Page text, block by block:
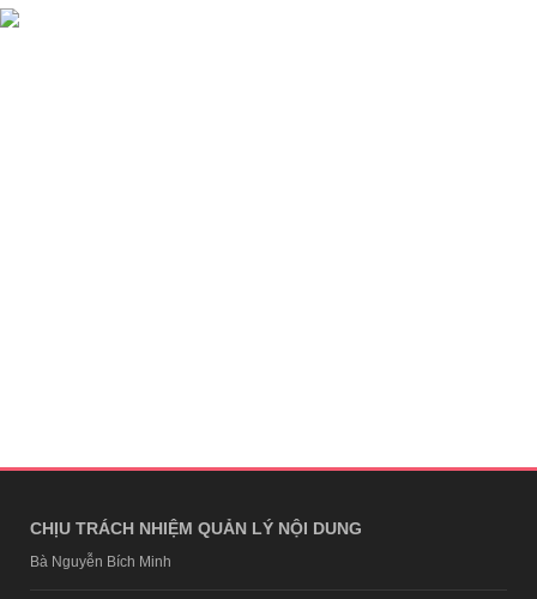
CHỊU TRÁCH NHIỆM QUẢN LÝ NỘI DUNG
Bà Nguyễn Bích Minh